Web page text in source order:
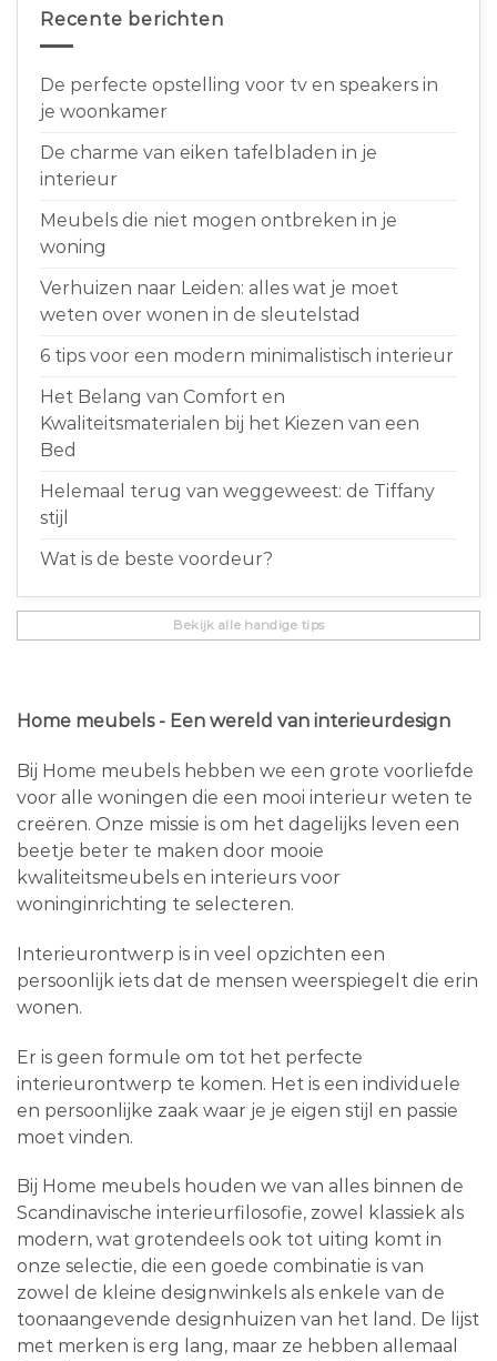
Recente berichten
De perfecte opstelling voor tv en speakers in
je woonkamer
De charme van eiken tafelbladen in je
interieur
Meubels die niet mogen ontbreken in je
woning
Verhuizen naar Leiden: alles wat je moet
weten over wonen in de sleutelstad
6 tips voor een modern minimalistisch interieur
Het Belang van Comfort en
Kwaliteitsmaterialen bij het Kiezen van een
Bed
Helemaal terug van weggeweest: de Tiffany
stijl
Wat is de beste voordeur?
Bekijk alle handige tips
Home meubels - Een wereld van interieurdesign
Bij Home meubels hebben we een grote voorliefde
voor alle woningen die een mooi interieur weten te
creëren. Onze missie is om het dagelijks leven een
beetje beter te maken door mooie
kwaliteitsmeubels en interieurs voor
woninginrichting te selecteren.
Interieurontwerp is in veel opzichten een
persoonlijk iets dat de mensen weerspiegelt die erin
wonen.
Er is geen formule om tot het perfecte
interieurontwerp te komen. Het is een individuele
en persoonlijke zaak waar je je eigen stijl en passie
moet vinden.
Bij Home meubels houden we van alles binnen de
Scandinavische interieurfilosofie, zowel klassiek als
modern, wat grotendeels ook tot uiting komt in
onze selectie, die een goede combinatie is van
zowel de kleine designwinkels als enkele van de
toonaangevende designhuizen van het land. De lijst
met merken is erg lang, maar ze hebben allemaal